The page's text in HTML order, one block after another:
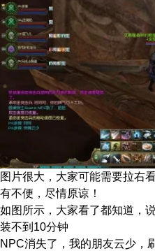
图片很大，大家可能需要拉右
有不便，尽情原谅！
如图所示，大家看了都知道，
装不到10分钟
NPC消失了，我的朋友云少，